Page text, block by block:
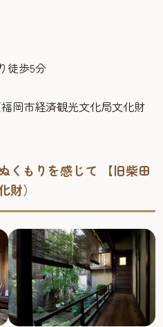
徒歩5分
岡市経済観光文化局文化財
くもりを感じて 【旧柴田
）